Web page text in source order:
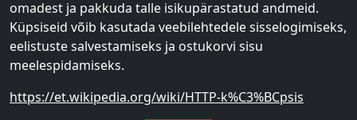
omadest ja pakkuda talle isikupärastatud andmeid.
Küpsiseid võib kasutada veebilehtedele sisselogimiseks,
eelistuste salvestamiseks ja ostukorvi sisu
meelespidamiseks.
https://et.wikipedia.org/wiki/HTTP-k%C3%BCpsis